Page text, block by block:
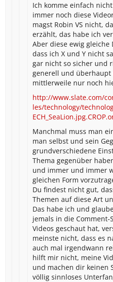
Ich komme einfach
immer noch diese
magst Robin VS nicht,
erzählt, das habe ich
Aber diese ewig gleiche
dass ich X und Y nicht
gar nicht so sicher und
generell und
mittlerweile nur noch
http://www.slate.com/
les/technology/
Manchmal muss man
man selbst und sein
grundverschiedene
Thema gegenüber
und immer und immer
gleichen Form
Du findest nicht gut,
Themen auf diese Art
Das habe ich und
jemals in die Comment-
Videos geschaut hat,
meinste nicht, dass es
auch mal irgendwann
hilft mir nicht, meine
und machen dir keinen
völlig sinnloses